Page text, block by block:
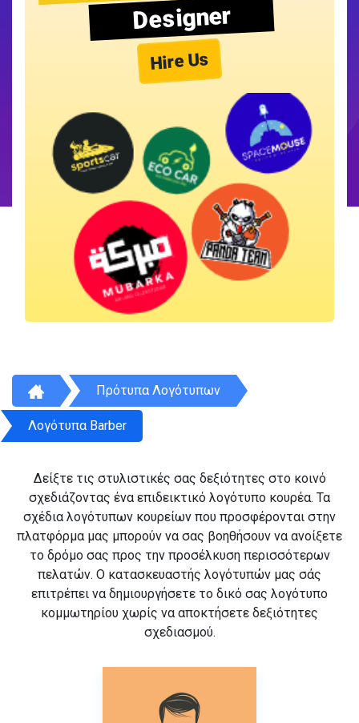
Designer
Hire Us
Πρότυπα Λογότυπων
Λογότυπα Barber
Δείξτε τις στυλιστικές σας δεξιότητες στο κοινό
σχεδιάζοντας ένα επιδεικτικό λογότυπο κουρέα. Τα
σχέδια λογότυπων κουρείων που προσφέρονται στην
πλατφόρμα μας μπορούν να σας βοηθήσουν να ανοίξετε
το δρόμο σας προς την προσέλκυση περισσότερων
πελατών. Ο κατασκευαστής λογότυπών μας σάς
επιτρέπει να δημιουργήσετε το δικό σας λογότυπο
κομμωτηρίου χωρίς να αποκτήσετε δεξιότητες
σχεδιασμού.